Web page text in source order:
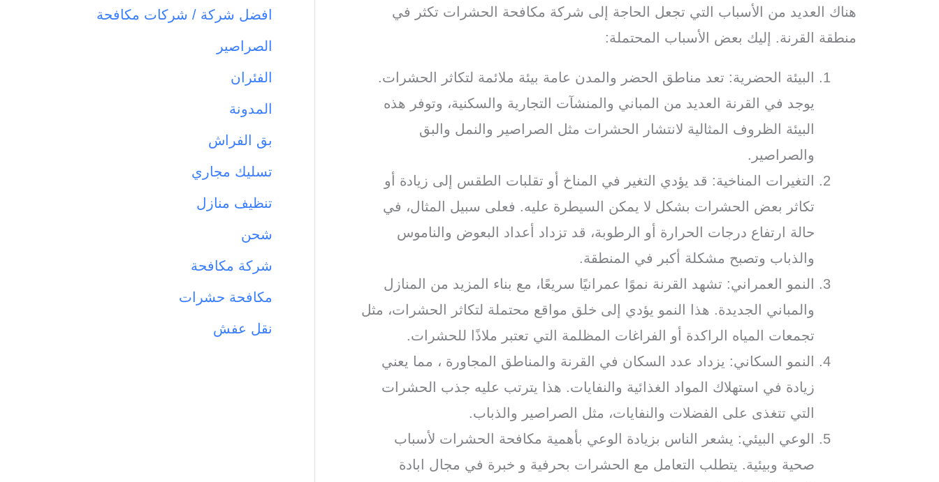
هناك العديد من الأسباب التي تجعل الحاجة إلى شركة مكافحة الحشرات تكثر في
منطقة القرنة. إليك بعض الأسباب المحتملة:
البيئة الحضرية: تعد مناطق الحضر والمدن عامة بيئة ملائمة لتكاثر الحشرات.
يوجد في القرنة العديد من المباني والمنشآت التجارية والسكنية، وتوفر هذه
البيئة الظروف المثالية لانتشار الحشرات مثل الصراصير والنمل والبق
والصراصير.
التغيرات المناخية: قد يؤدي التغير في المناخ أو تقلبات الطقس إلى زيادة أو
تكاثر بعض الحشرات بشكل لا يمكن السيطرة عليه. فعلى سبيل المثال، في
حالة ارتفاع درجات الحرارة أو الرطوبة، قد تزداد أعداد البعوض والناموس
والذباب وتصبح مشكلة أكبر في المنطقة.
النمو العمراني: تشهد القرنة نموًا عمرانيًا سريعًا، مع بناء المزيد من المنازل
والمباني الجديدة. هذا النمو يؤدي إلى خلق مواقع محتملة لتكاثر الحشرات، مثل
تجمعات المياه الراكدة أو الفراغات المظلمة التي تعتبر ملاذًا للحشرات.
النمو السكاني: يزداد عدد السكان في القرنة والمناطق المجاورة ، مما يعني
زيادة في استهلاك المواد الغذائية والنفايات. هذا يترتب عليه جذب الحشرات
التي تتغذى على الفضلات والنفايات، مثل الصراصير والذباب.
الوعي البيئي: يشعر الناس بزيادة الوعي بأهمية مكافحة الحشرات لأسباب
صحية وبيئية. يتطلب التعامل مع الحشرات بحرفية و خبرة في مجال ابادة
افضل شركة / شركات مكافحة
الصراصير
الفئران
المدونة
بق الفراش
تسليك مجاري
تنظيف منازل
شحن
شركة مكافحة
مكافحة حشرات
نقل عفش